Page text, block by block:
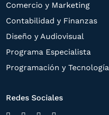
Comercio y Marketing
Contabilidad y Finanzas
Diseño y Audiovisual
Programa Especialista
Programación y Tecnología
Redes Sociales